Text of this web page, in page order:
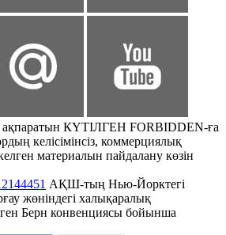
ақпаратын КҮТІЛГЕН FORBIDDEN-ға
келісімінсіз, коммерциялық
материалын пайдалану көзін
АҚШ-тың Нью-Йорктегі
жөніндегі халықаралық
Берн конвенциясы бойынша